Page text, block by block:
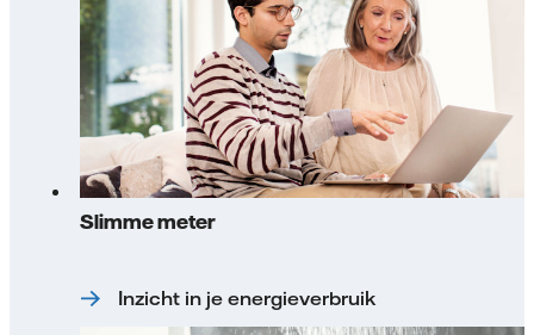
Slimme meter
Inzicht in je energieverbruik